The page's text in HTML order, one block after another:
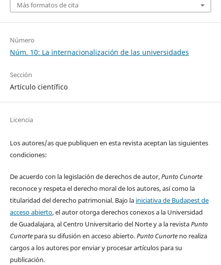
Más formatos de cita
Número
Núm. 10: La internacionalización de las universidades
Sección
Artículo científico
Licencia
Los autores/as que publiquen en esta revista aceptan las siguientes
condiciones:
De acuerdo con la legislación de derechos de autor,Punto Cunorte
reconoce y respeta el derecho moral de los autores, así como la
titularidad del derecho patrimonial. Bajo la iniciativa de Budapest de
acceso abierto, el autor otorga derechos conexos a la Universidad
de Guadalajara, al Centro Universitario del Norte y a la revistaPunto
Cunortepara su difusión en acceso abierto.Punto Cunorteno realiza
cargos a los autores por enviar y procesar artículos para su
publicación.